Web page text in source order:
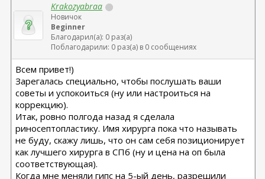
Krakozyabraa
Новичок
Beginner
Благодарил(а): 0 раз(а)
Поблагодарили: 0 раз(а) в 0 сообщениях
Всем привет!)
Зарегалась специально, чтобы послушать ваши
советы и успокоиться (ну или настроиться на
коррекцию).
Итак, ровно полгода назад я сделала
риносептопластику. Имя хирурга пока что называть
не буду, скажу лишь, что он сам себя позиционирует
как лучшего хирурга в СПб (ну и цена на оп была
соответствующая).
Когда мне меняли гипс на 5-ый день, разрешили